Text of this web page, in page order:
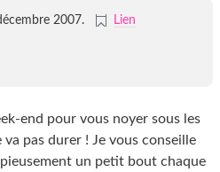
2007.
Lien
end pour vous noyer sous les
pas durer ! Je vous conseille
un petit bout chaque